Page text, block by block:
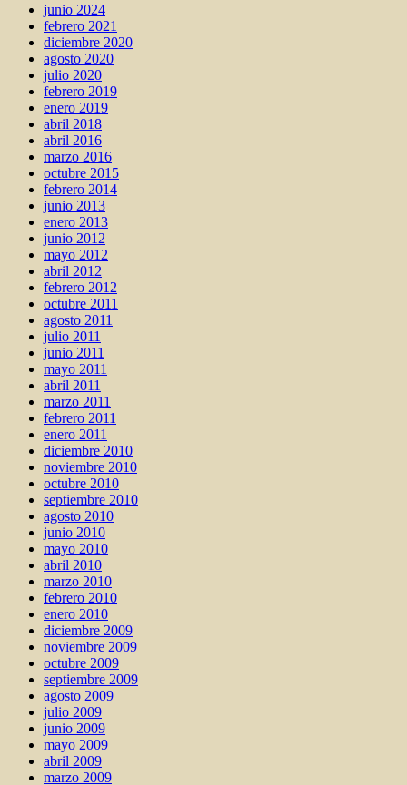
junio 2024
febrero 2021
diciembre 2020
agosto 2020
julio 2020
febrero 2019
enero 2019
abril 2018
abril 2016
marzo 2016
octubre 2015
febrero 2014
junio 2013
enero 2013
junio 2012
mayo 2012
abril 2012
febrero 2012
octubre 2011
agosto 2011
julio 2011
junio 2011
mayo 2011
abril 2011
marzo 2011
febrero 2011
enero 2011
diciembre 2010
noviembre 2010
octubre 2010
septiembre 2010
agosto 2010
junio 2010
mayo 2010
abril 2010
marzo 2010
febrero 2010
enero 2010
diciembre 2009
noviembre 2009
octubre 2009
septiembre 2009
agosto 2009
julio 2009
junio 2009
mayo 2009
abril 2009
marzo 2009